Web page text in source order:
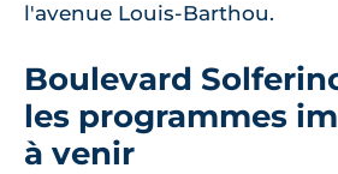
l'avenue Louis-Barthou.
Boulevard
les programmes
à venir